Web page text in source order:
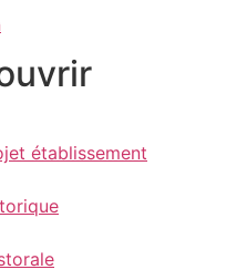
établissement